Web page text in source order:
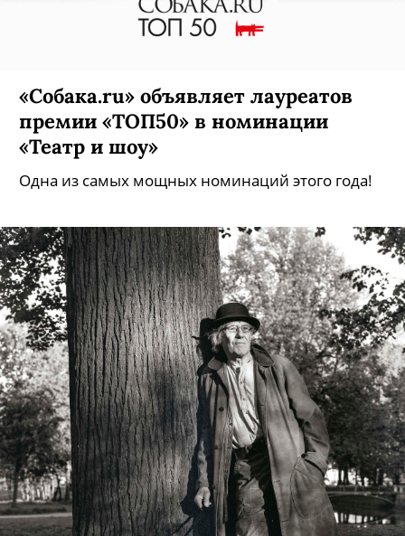
«Собака.ru» объявляет лауреатов
премии «ТОП50» в номинации
«Театр и шоу»
Одна из самых мощных номинаций этого года!